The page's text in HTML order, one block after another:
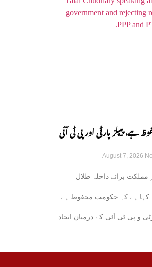
ہے، پیپلز پارٹی اور پی ٹی آئی
باتیں بے بنیاد ہیں: طلال چوہدری
August 7, 2026
مملکت برائے داخلہ طلال
کہا ہے کہ حکومت محفوظ ہے
و پی ٹی آئی کے درمیان اتحاد